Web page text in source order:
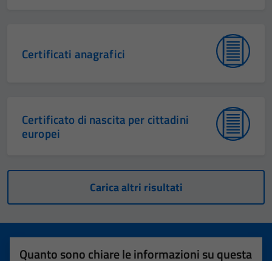
Certificati anagrafici
Certificato di nascita per cittadini
europei
Carica altri risultati
Quanto sono chiare le informazioni su questa